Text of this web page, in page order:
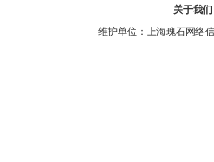
关于我们
维护单位：上海瑰石网络